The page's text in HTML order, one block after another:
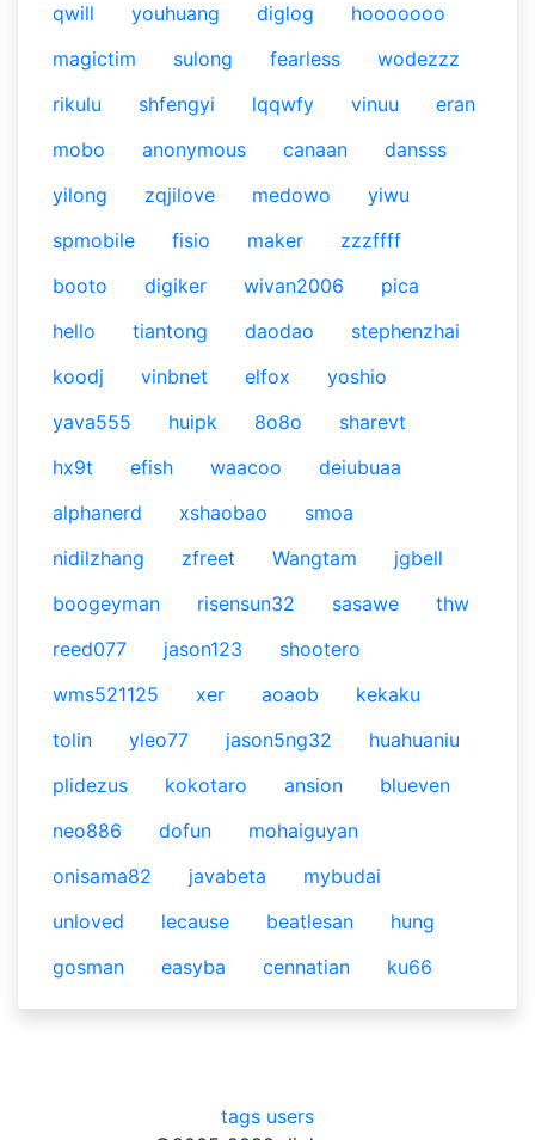
qwill
youhuang diglog
hooooooo
magictim
sulong fearless
wodezzz
rikulu
shfengyi lqqwfy vinuu
eran
mobo
anonymous canaan
dansss
yilong
zqjilove medowo
yiwu
spmobile
fisio maker
zzzffff
booto
digiker wivan2006
pica
hello
tiantong daodao
stephenzhai
koodj
vinbnet elfox
yoshio
yava555
huipk 8o8o
sharevt
hx9t
efish waacoo
deiubuaa
alphanerd
xshaobao
smoa
nidilzhang
zfreet Wangtam
jgbell
boogeyman
risensun32 sasawe
thw
reed077
jason123
shootero
wms521125
xer aoaob
kekaku
tolin
yleo77 jason5ng32
huahuaniu
plidezus
kokotaro ansion
blueven
neo886
dofun
mohaiguyan
onisama82
javabeta
mybudai
unloved
lecause beatlesan
hung
gosman
easyba cennatian ku66
tags users